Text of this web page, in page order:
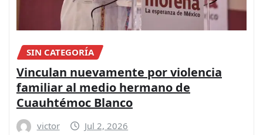
SIN CATEGORÍA
Vinculan nuevamente por violencia
familiar al medio hermano de
Cuauhtémoc Blanco
victor Jul 2, 2026